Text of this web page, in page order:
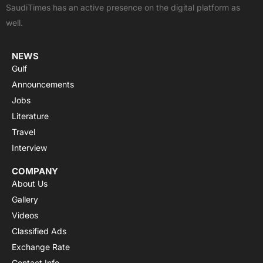
k
e
p
a
SaudiTimes has an active presence on the digital platform as
well.
NEWS
Gulf
Announcements
Jobs
Literature
Travel
Interview
COMPANY
About Us
Gallery
Videos
Classified Ads
Exchange Rate